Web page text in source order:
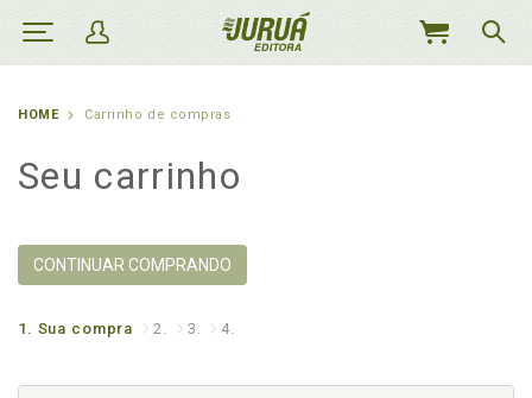
MEU
HOME Carrinho de compras
Seu carrinho
CONTINUAR COMPRANDO
1. Sua compra 2. 3. 4.